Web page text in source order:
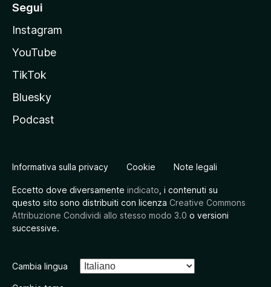
Segui
Instagram
YouTube
TikTok
Bluesky
Podcast
Informativa sulla privacy Cookie Note legali
Eccetto dove diversamente indicato , i contenuti su
questo sito sono distribuiti con licenza Creative Commons
Attribuzione Condividi allo stesso modo 3.0 o versioni
successive.
Cambia lingua